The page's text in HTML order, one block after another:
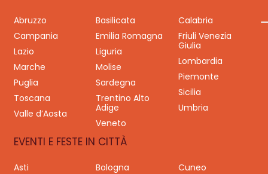
Abruzzo Basilicata
Calabria
Campania
Emilia Romagna
Friuli Venezia
Giulia
Lazio
Liguria
Lombardia
Marche
Molise
Piemonte
Puglia
Sardegna
Sicilia
Toscana
Trentino Alto
Adige
Umbria
Valle d’Aosta
Veneto
EVENTI E FESTE IN CITTÀ
Asti Bologna
Cuneo